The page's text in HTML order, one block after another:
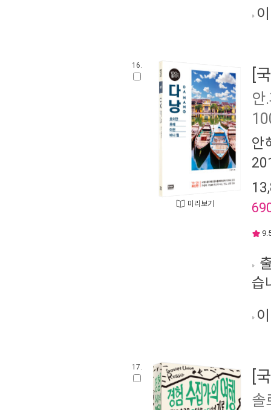
16.
미리보기
[
안
안
습
17. [
솔